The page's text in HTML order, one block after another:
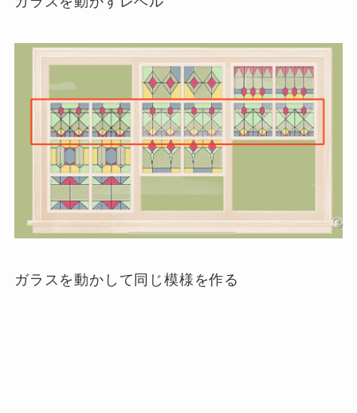
ガラスを動かして同じ模様を作る